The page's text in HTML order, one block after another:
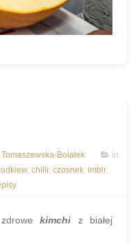
Bolałek
In
, chilli, czosnek, imbir,
kimchi z białej